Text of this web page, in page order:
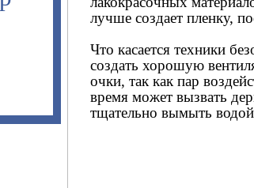
лучше создает пленку,
Что касается техники
создать хорошую
очки, так как пар
время может вызвать
тщательно вымыть